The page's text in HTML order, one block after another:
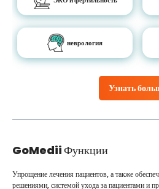
Узнать
неврология
GoMediiФункции
Упрощение лечения пациентов, а также
решениями, системой ухода за пациентами и